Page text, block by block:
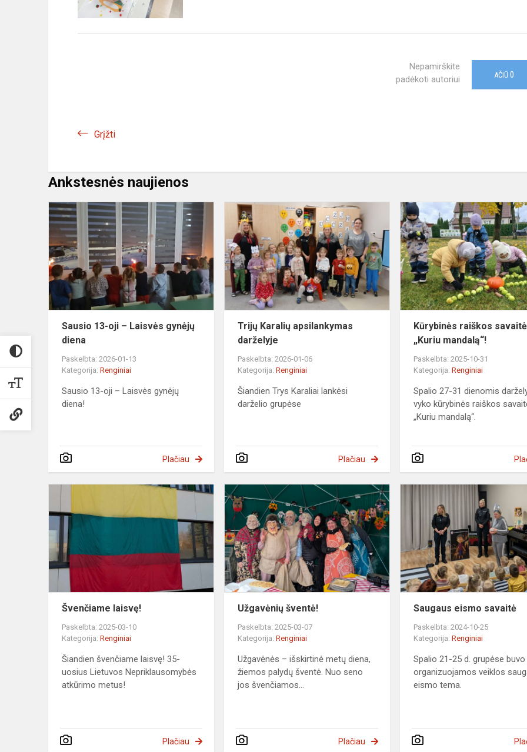
Nepamirškite
padėkoti autoriui
AČIŪ 0
Grįžti
Ankstesnės naujienos
Sausio
Laisvės
gynėjų
diena
Sausio 13-oji – Laisvės gynėjų
diena
Paskelbta: 2026-01-13
Kategorija: Renginiai
Sausio 13-oji – Laisvės gynėjų
diena!
Plačiau
Trijų
Karalių
apsilankymas
darželyje
Trijų Karalių apsilankymas
darželyje
Paskelbta: 2026-01-06
Kategorija:Renginiai
Šiandien Trys Karaliai lankėsi
darželio grupėse
Plačiau
Kūrybinės raiškos savaitė
„Kuriu mandalą“!
Paskelbta: 2025-10-31
Kategorija:Renginiai
Spalio 27-31 dienomis
vyko kūrybinės raiškos
„Kuriu mandalą“.
Švenčiame
laisvę!
Švenčiame laisvę!
Paskelbta: 2025-03-10
Kategorija: Renginiai
Šiandien švenčiame laisvę! 35-
uosius Lietuvos Nepriklausomybės
atkūrimo metus!
Plačiau
Užgavėnių
šventė!
Užgavėnių šventė!
Paskelbta: 2025-03-07
Kategorija:Renginiai
Užgavėnės – išskirtinė metų diena,
žiemos palydų šventė. Nuo seno
jos švenčiamos...
Plačiau
Saugaus eismo savaitė
Paskelbta: 2024-10-25
Kategorija:Renginiai
Spalio 21-25 d. grupėse buvo
organizuojamos veiklos
eismo tema.